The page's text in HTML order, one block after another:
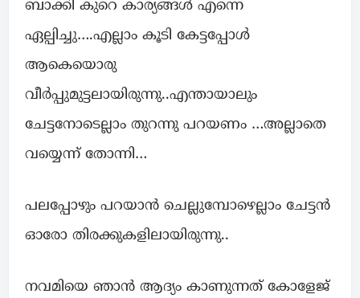
ബാക്കി കുറെ കാര്യങ്ങൾ എന്നെ
ഏല്പിച്ചു….എല്ലാം കൂടി കേട്ടപ്പോൾ
ആകെയൊരു
വീർപ്പുമുട്ടലായിരുന്നു..എന്തായാലും
ചേട്ടനോടെല്ലാം തുറന്നു പറയണം …അല്ലാതെ
വയ്യെന്ന് തോന്നി…
പലപ്പോഴും പറയാൻ ചെല്ലുമ്പോഴെല്ലാം ചേട്ടൻ
ഓരോ തിരക്കുകളിലായിരുന്നു..
നവമിയെ ഞാൻ ആദ്യം കാണുന്നത് കോളേജ്